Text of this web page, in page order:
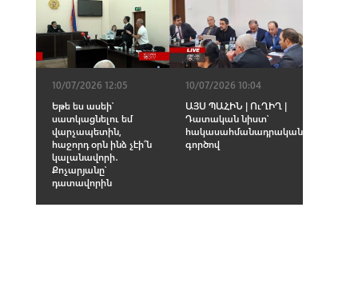
10/07/2026 12:05
Եթե ես ասեի՝
սատկացնելու եմ
վարչապետին,
հաջորդ օրն ինձ չէի՞ն
կալանավորի․
Քոչարյանը՝
դատավորին
10/07/2026 10:04
ԱՅՍ ՊԱՀԻՆ | ՈւՂԻՂ |
Դատական նիստ՝
հակասահմանադրական
գործով